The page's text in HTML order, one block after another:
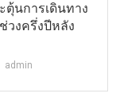
ตุ้นการเดินทาง
วงครึ่งปีหลัง
admin